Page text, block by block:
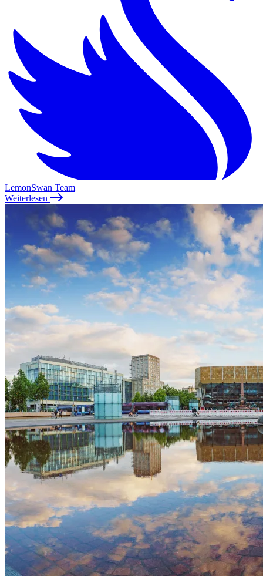
LemonSwan Team
Weiterlesen